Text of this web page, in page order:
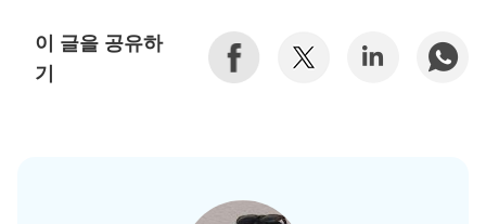
이 글을 공유하
기